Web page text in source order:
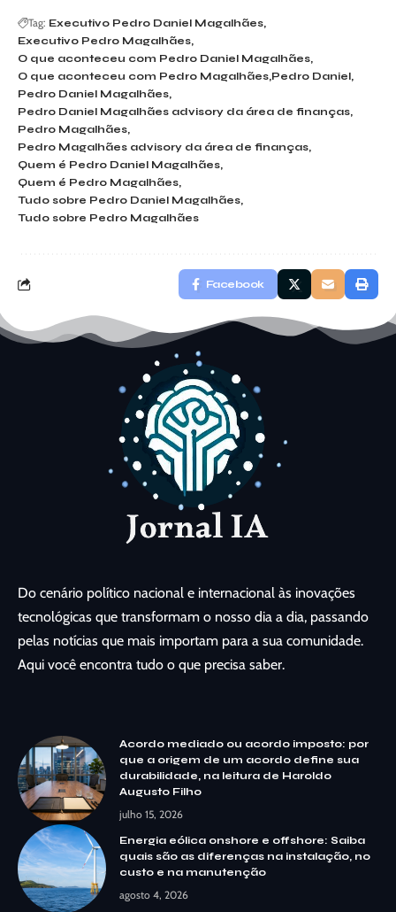
Tag: Executivo Pedro Daniel Magalhães
Executivo Pedro Magalhães
O que aconteceu com Pedro Daniel Magalhães
O que aconteceu com Pedro Magalhães Pedro Daniel
Pedro Daniel Magalhães
Pedro Daniel Magalhães advisory da área de finanças
Pedro Magalhães
Pedro Magalhães advisory da área de finanças
Quem é Pedro Daniel Magalhães
Quem é Pedro Magalhães
Tudo sobre Pedro Daniel Magalhães
Tudo sobre Pedro Magalhães
Facebook
Do cenário político nacional e internacional às inovações
tecnológicas que transformam o nosso dia a dia, passando
pelas notícias que mais importam para a sua comunidade.
Aqui você encontra tudo o que precisa saber.
Acordo mediado ou acordo imposto: por
que a origem de um acordo define sua
durabilidade, na leitura de Haroldo
Augusto Filho
julho 15, 2026
Energia eólica onshore e offshore: Saiba
quais são as diferenças na instalação, no
custo e na manutenção
agosto 4, 2026